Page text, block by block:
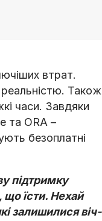
втрат.
Також
часи. Завдяки
та ORA –
безоплатні
підтримку
їсти. Нехай
залишилися віч-